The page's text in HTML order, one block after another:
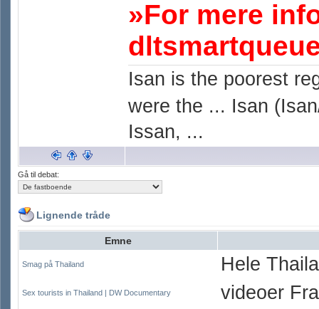
»For mere
Isan is the poorest
were the ... Isan
Issan, ...
Gå til debat:
Lignende tråde
Emne
Smag på Thailand Hele
Sex tourists in Thailand | DW Documentary videoer